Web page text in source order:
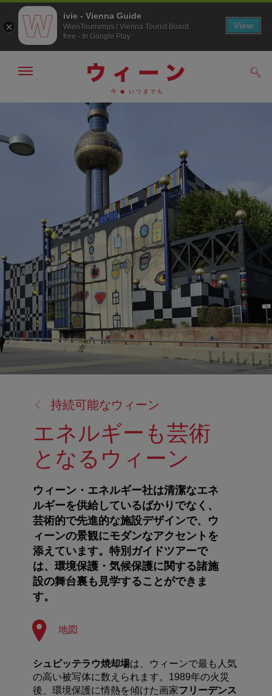
ー
へ
ー
ジ
メ
示・
非
持続可能なウィーン
エネルギーも芸術
となるウィーン
ウィーン・エネルギー社は清潔なエネ
ルギーを供給しているばかりでなく、
芸術的で先進的な施設デザインで、ウ
ィーンの景観にモダンなアクセントを
添えています。特別ガイドツアーで
は、環境保護・気候保護に関する諸施
設の舞台裏も見学することができま
す。
地図
シュピッテラウ焼却場は、ウィーンで最も人気
の高い被写体に数えられます。1989年の火災
後、環境保護に情熱を傾けた画家フリーデンス
ivie - Vienna Guide
WienTourismus / Vienna Tourist Board
free - In Google Play
View